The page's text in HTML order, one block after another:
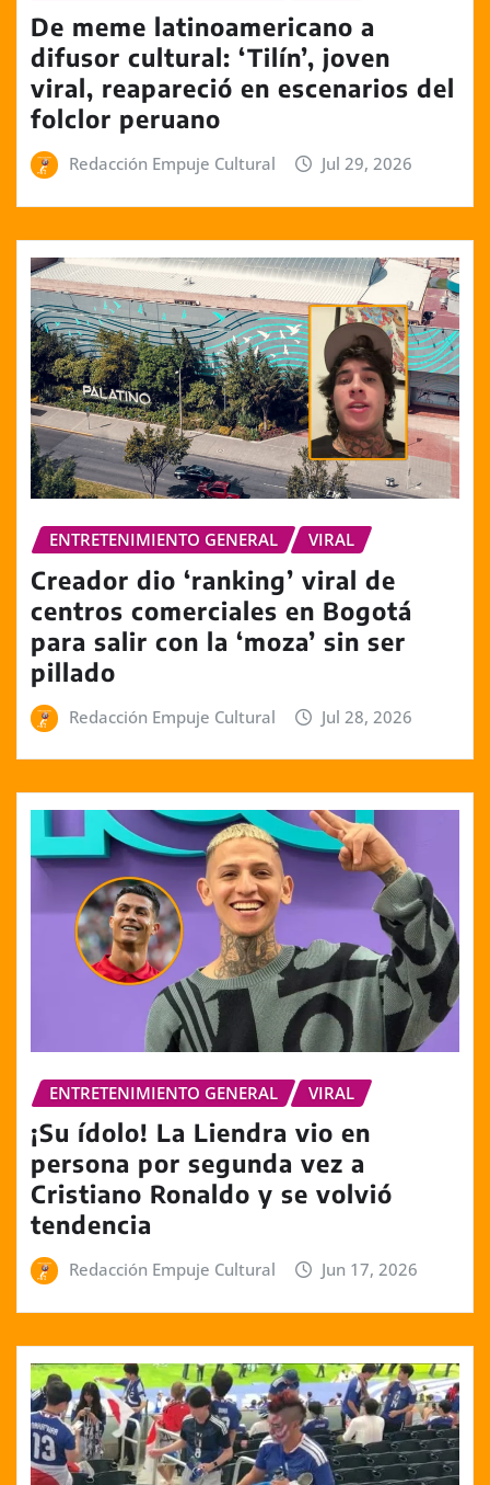
De meme latinoamericano a
difusor cultural: ‘Tilín’, joven
viral, reapareció en escenarios del
folclor peruano
Redacción Empuje Cultural Jul 29, 2026
ENTRETENIMIENTO GENERAL VIRAL
Creador dio ‘ranking’ viral de
centros comerciales en Bogotá
para salir con la ‘moza’ sin ser
pillado
Redacción Empuje Cultural Jul 28, 2026
ENTRETENIMIENTO GENERAL VIRAL
¡Su ídolo! La Liendra vio en
persona por segunda vez a
Cristiano Ronaldo y se volvió
tendencia
Redacción Empuje Cultural Jun 17, 2026